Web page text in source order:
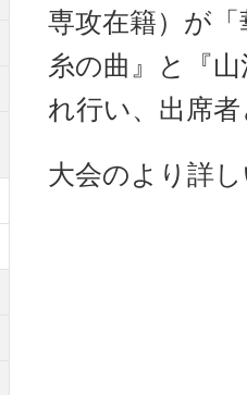
専攻在籍）が
糸の曲』と『
れ行い、出席
大会のより詳